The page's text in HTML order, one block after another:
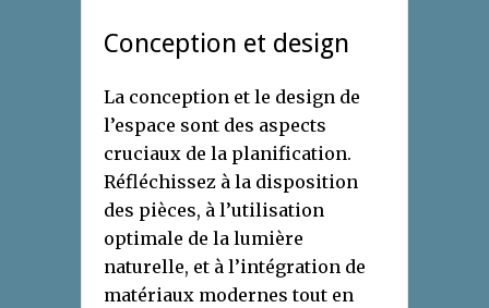
Conception et design
La conception et le design de
l’espace sont des aspects
cruciaux de la planification.
Réfléchissez à la disposition
des pièces, à l’utilisation
optimale de la lumière
naturelle, et à l’intégration de
matériaux modernes tout en